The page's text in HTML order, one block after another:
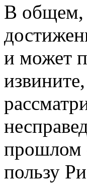
В общем,
и может
прошлом
пользу